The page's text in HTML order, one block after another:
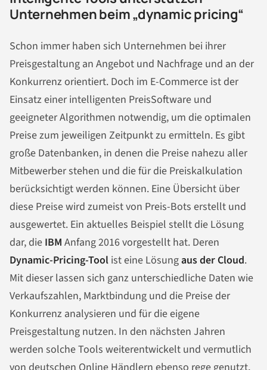
Unternehmen beim „dynamic pricing“
Schon immer haben sich Unternehmen bei ihrer
Preisgestaltung an Angebot und Nachfrage und an der
Konkurrenz orientiert. Doch im E-Commerce ist der
Einsatz einer intelligenten PreisSoftware und
geeigneter Algorithmen notwendig, um die optimalen
Preise zum jeweiligen Zeitpunkt zu ermitteln. Es gibt
große Datenbanken, in denen die Preise nahezu aller
Mitbewerber stehen und die für die Preiskalkulation
berücksichtigt werden können. Eine Übersicht über
diese Preise wird zumeist von Preis-Bots erstellt und
ausgewertet. Ein aktuelles Beispiel stellt die Lösung
dar, die IBM Anfang 2016 vorgestellt hat. Deren
Dynamic-Pricing-Tool ist eine Lösungaus der Cloud.
Mit dieser lassen sich ganz unterschiedliche Daten wie
Verkaufszahlen, Marktbindung und die Preise der
Konkurrenz analysieren und für die eigene
Preisgestaltung nutzen. In den nächsten Jahren
werden solche Tools weiterentwickelt und vermutlich